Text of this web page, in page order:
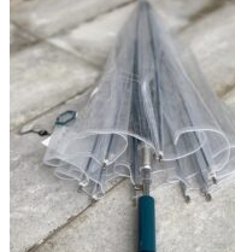
INICIO
TIENDA
MIS COSITAS
EL COMIENZO
BLOG
PAGOS
CONTACTO
Buscar
por:
Acceder /